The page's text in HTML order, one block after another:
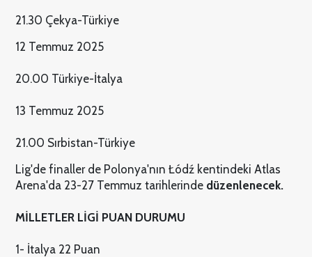
21.30 Çekya-Türkiye
12 Temmuz 2025
20.00 Türkiye-İtalya
13 Temmuz 2025
21.00 Sırbistan-Türkiye
Lig'de finaller de Polonya'nın Łódź kentindeki Atlas
Arena'da 23-27 Temmuz tarihlerinde düzenlenecek.
MİLLETLER LİGİ PUAN DURUMU
1- İtalya 22 Puan